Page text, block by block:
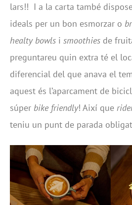
lars!! I a la carta també
ideals per un bon esmorzar o
healty bowls i smoothies de
preguntareu quin extra té el
diferencial del que anava el
aquest és l’aparcament de
súper bike friendly! Així que
teniu un punt de parada